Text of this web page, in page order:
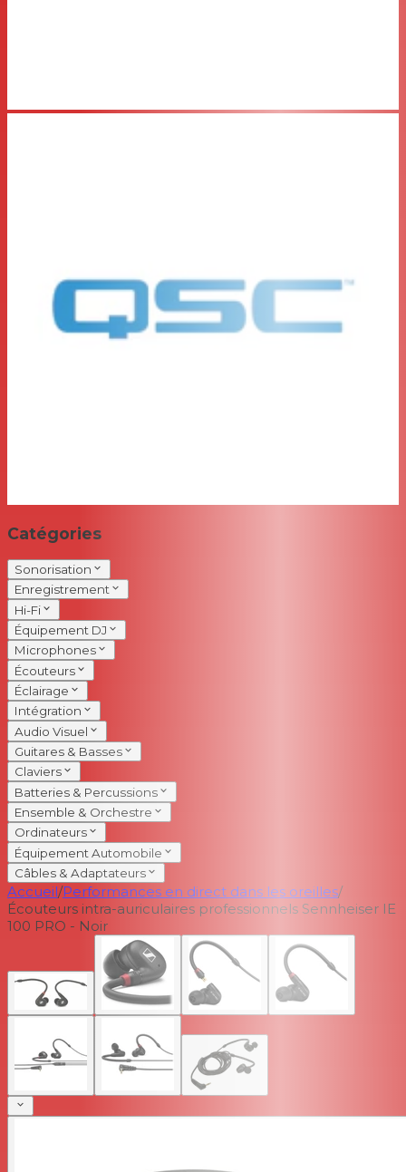
Catégories
Sonorisation
Enregistrement
Hi-Fi
Équipement DJ
Microphones
Écouteurs
Éclairage
Intégration
Audio Visuel
Guitares & Basses
Claviers
Batteries & Percussions
Ensemble & Orchestre
Ordinateurs
Équipement Automobile
Câbles & Adaptateurs
Accueil/Performances en direct dans les oreilles/
Écouteurs intra-auriculaires professionnels Sennheiser IE
100 PRO - Noir